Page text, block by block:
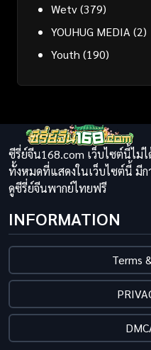
Wetv(379)
YOUHUG MEDIA (2)
Youth (190)
ซีรี่ย์จีน168.com เว็บไซต์นี้ไม่
ทั้งหมดที่แสดงในเว็บไซต์นี้ มี
ดูซีรี่ย์จีนพากย์ไทยฟรี
INFORMATION
Terms